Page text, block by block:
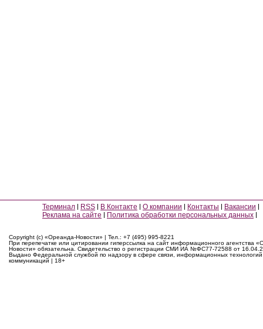
Терминал RSS В Контакте О компании Контакты
Вакансии
Реклама на сайте
Политика обработки персональных данных
Copyright (c) «Ореанда-Новости» | Тел.: +7 (495) 995-8221
При перепечатке или цитировании гиперссылка на сайт информационного агентства
Новости» обязательна. Свидетельство о регистрации СМИ ИА №ФС77-72588 от
Выдано Федеральной службой по надзору в сфере связи, информационных
коммуникаций | 18+